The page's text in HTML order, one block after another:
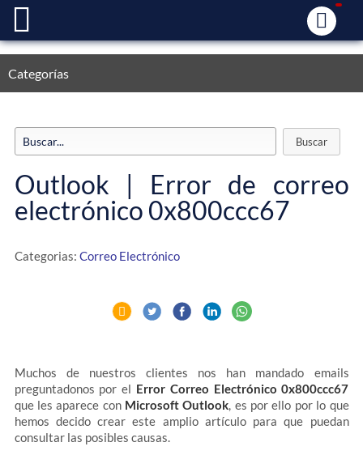
Categorías
Outlook | Error de correo
electrónico 0x800ccc67
Categorias: Correo Electrónico
Muchos de nuestros clientes nos han mandado emails
preguntadonos por el Error Correo Electrónico 0x800ccc67
que les aparece conMicrosoft Outlook, es por ello por lo que
hemos decido crear este amplio artículo para que puedan
consultar las posibles causas.